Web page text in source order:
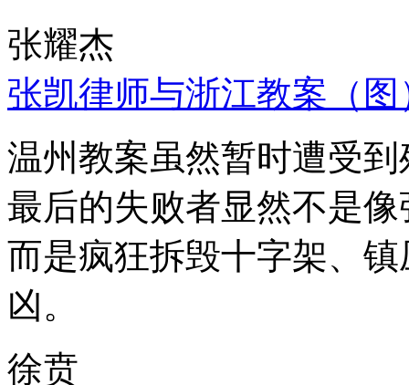
张耀杰
张凯律师与浙江教案（图
温州教案虽然暂时遭受
最后的失败者显然不是
而是疯狂拆毁十字架、
凶。
徐贲